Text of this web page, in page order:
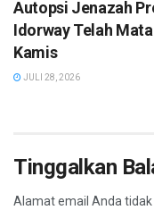
Autopsi Jenazah
Idorway Telah
Kamis
JULI 28, 2026
Tinggalkan
Alamat email Anda tidak